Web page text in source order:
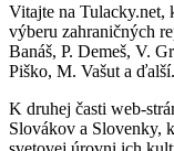
Vitajte na
výberu zahraničných
Banáš, P. Demeš, V.
Piško, M. Vašut a ďalší.
K druhej časti web-
Slovákov a Slovenky,